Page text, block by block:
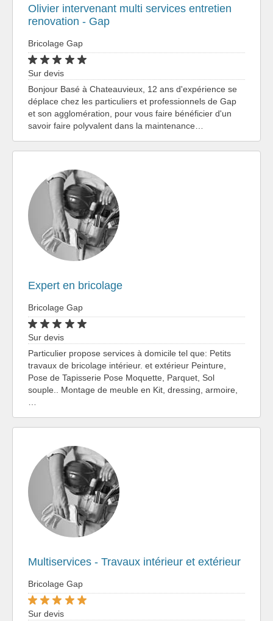
Olivier intervenant multi services entretien
renovation - Gap
Bricolage Gap
Sur devis
Bonjour Basé à Chateauvieux, 12 ans d'expérience se
déplace chez les particuliers et professionnels de Gap
et son agglomération, pour vous faire bénéficier d'un
savoir faire polyvalent dans la maintenance…
Expert en bricolage
Bricolage Gap
Sur devis
Particulier propose services à domicile tel que: Petits
travaux de bricolage intérieur. et extérieur Peinture,
Pose de Tapisserie Pose Moquette, Parquet, Sol
souple.. Montage de meuble en Kit, dressing, armoire,
…
Multiservices - Travaux intérieur et extérieur
Bricolage Gap
Sur devis